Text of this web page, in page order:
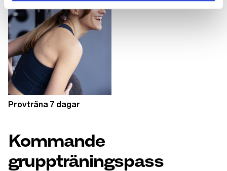
Provträna 7 dagar
Kommande
gruppträningspass